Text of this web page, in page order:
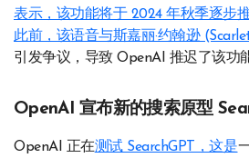
表示，该功能将于 2024 年秋季逐步
此前，该语音与斯嘉丽·约翰逊
引发争议，导致 OpenAI 推迟了该功
OpenAI 宣布新的搜索原型
OpenAI 正在测试 SearchGPT，这是